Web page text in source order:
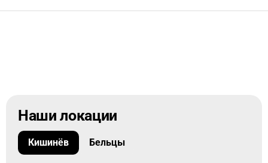
Наши локации
Кишинёв Бельцы